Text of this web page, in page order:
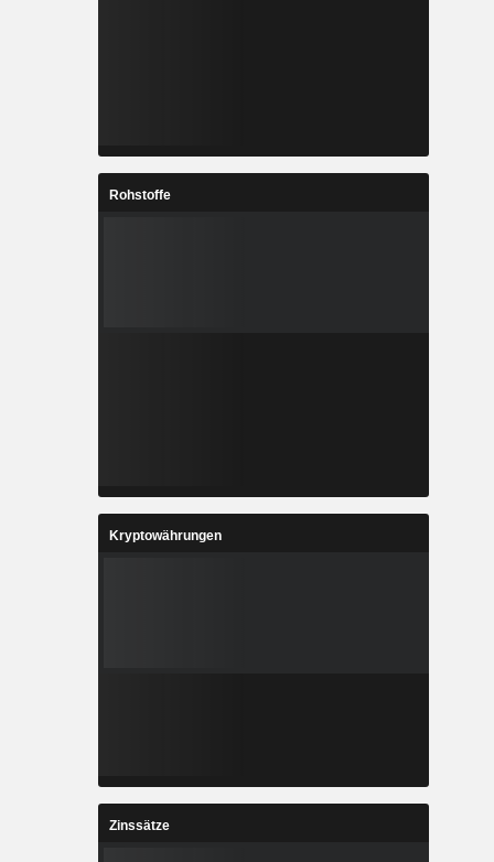
Rohstoffe
Kryptowährungen
Zinssätze